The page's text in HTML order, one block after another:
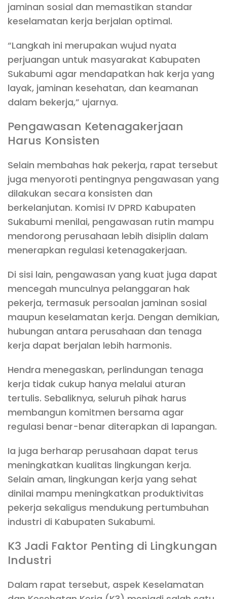
jaminan sosial dan memastikan standar
keselamatan kerja berjalan optimal.
“Langkah ini merupakan wujud nyata
perjuangan untuk masyarakat Kabupaten
Sukabumi agar mendapatkan hak kerja yang
layak, jaminan kesehatan, dan keamanan
dalam bekerja,” ujarnya.
Pengawasan Ketenagakerjaan
Harus Konsisten
Selain membahas hak pekerja, rapat tersebut
juga menyoroti pentingnya pengawasan yang
dilakukan secara konsisten dan
berkelanjutan. Komisi IV DPRD Kabupaten
Sukabumi menilai, pengawasan rutin mampu
mendorong perusahaan lebih disiplin dalam
menerapkan regulasi ketenagakerjaan.
Di sisi lain, pengawasan yang kuat juga dapat
mencegah munculnya pelanggaran hak
pekerja, termasuk persoalan jaminan sosial
maupun keselamatan kerja. Dengan demikian,
hubungan antara perusahaan dan tenaga
kerja dapat berjalan lebih harmonis.
Hendra menegaskan, perlindungan tenaga
kerja tidak cukup hanya melalui aturan
tertulis. Sebaliknya, seluruh pihak harus
membangun komitmen bersama agar
regulasi benar-benar diterapkan di lapangan.
Ia juga berharap perusahaan dapat terus
meningkatkan kualitas lingkungan kerja.
Selain aman, lingkungan kerja yang sehat
dinilai mampu meningkatkan produktivitas
pekerja sekaligus mendukung pertumbuhan
industri di Kabupaten Sukabumi.
K3 Jadi Faktor Penting di Lingkungan
Industri
Dalam rapat tersebut, aspek Keselamatan